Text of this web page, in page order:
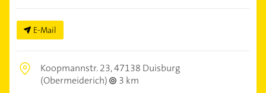
E-Mail
Koopmannstr. 23,47138 Duisburg
(Obermeiderich)
3 km